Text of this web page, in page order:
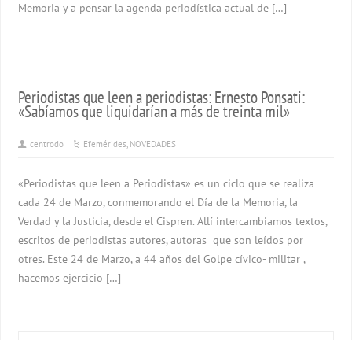
Memoria y a pensar la agenda periodística actual de […]
Periodistas que leen a periodistas: Ernesto Ponsati:
«Sabíamos que liquidarían a más de treinta mil»
centrodo Efemérides, NOVEDADES
«Periodistas que leen a Periodistas» es un ciclo que se realiza
cada 24 de Marzo, conmemorando el Día de la Memoria, la
Verdad y la Justicia, desde el Cispren. Allí intercambiamos textos,
escritos de periodistas autores, autoras que son leídos por
otres. Este 24 de Marzo, a 44 años del Golpe cívico- militar ,
hacemos ejercicio […]